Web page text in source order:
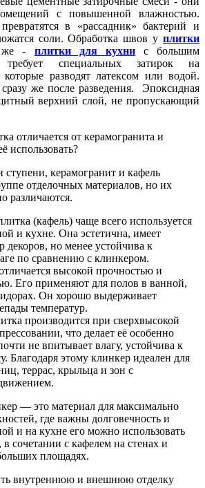
с повышенной влажностью.
в «рассадник» бактерий и
соли. Обработка швов у плитки
же - плитки для кухни
с большим
требует специальных затирок на
разводят латексом или водой.
же после разведения. Эпоксидная
верхний слой, не пропускающий
отличается от керамогранита и
использовать?
ступени, керамогранит и кафель
отделочных материалов, но их
различаются.
(кафель) чаще всего используется
и кухне. Она эстетична, имеет
но менее устойчива к
по сравнению с клинкером.
высокой прочностью и
Его применяют для полов в ванной,
Он хорошо выдерживает
температур.
производится при сверхвысокой
что делает её особенно
не впитывает влагу, устойчива к
Благодаря этому клинкер идеален для
террас, крыльца и зон с
— это материал для максимально
где важны долговечность и
и на кухне его можно использовать
сочетании с кафелем на стенах и
площадях.
внутреннюю и внешнюю отделку